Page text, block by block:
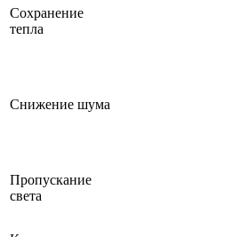
Сохранение
тепла
Снижение шума
Пропускание
света